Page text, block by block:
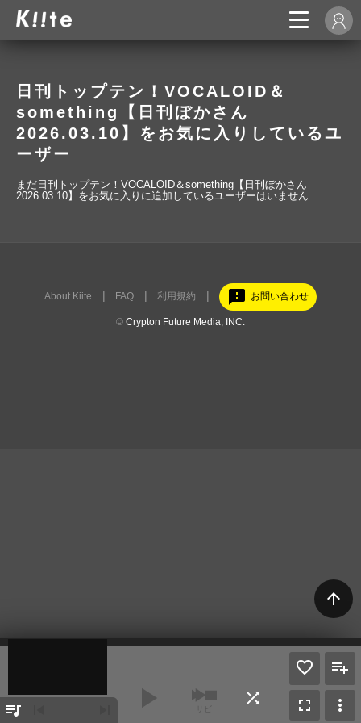
日刊トップテン！VOCALOID＆
something【日刊ぼかさん
2026.03.10】をお気に入りしているユ
ーザー
まだ日刊トップテン！VOCALOID＆something【日刊ぼかさん
2026.03.10】をお気に入りに追加しているユーザーはいません
arrow_upward
About Kiite FAQ 利用規約 feedback お問い合わせ
© Crypton Future Media, INC.
queue_music play_arrow サビ
shuffle fullscreen more_vert